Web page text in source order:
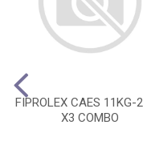
FIPROLEX CAES 11KG-
X3 COMBO